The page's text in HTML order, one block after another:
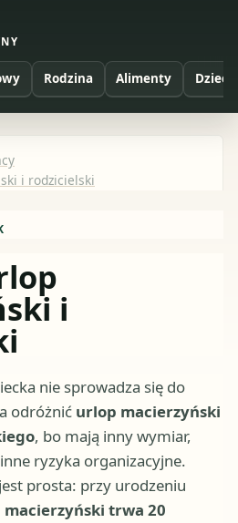
Rodzina Alimenty Dzieci
i rodzicielski
i
nie sprowadza się do
odróżnić urlop macierzyński
, bo mają inny wymiar,
ryzyka organizacyjne.
prosta: przy urodzeniu
trwa 20